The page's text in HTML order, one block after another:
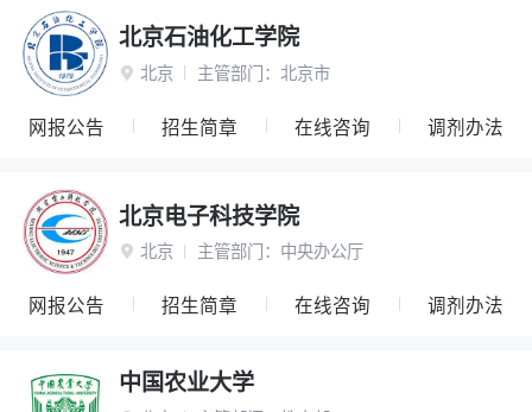
北京石油化工学院
 北京 主管部门： 北京市
网报公告 招生简章 在线咨询 调剂办法
北京电子科技学院
 北京 主管部门： 中央办公厅
网报公告 招生简章 在线咨询 调剂办法
中国农业大学